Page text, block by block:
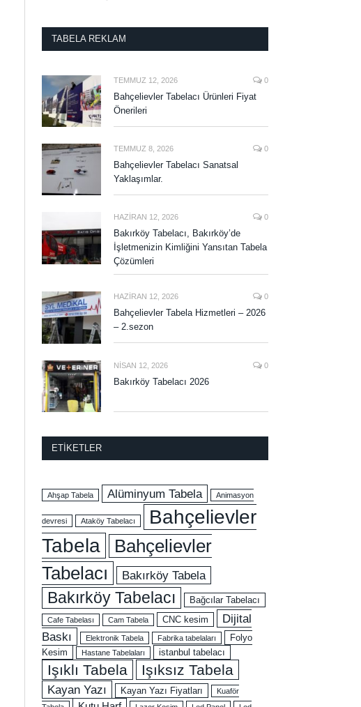
TABELA REKLAM
TEMMUZ 12, 2026 0
Bahçelievler Tabelacı Ürünleri Fiyat
Önerileri
TEMMUZ 8, 2026 0
Bahçelievler Tabelacı Sanatsal
Yaklaşımlar.
HAZIRAN 12, 2026 0
Bakırköy Tabelacı, Bakırköy’de
İşletmenizin Kimliğini Yansıtan Tabela
Çözümleri
HAZIRAN 12, 2026 0
Bahçelievler Tabela Hizmetleri – 2026
– 2.sezon
NISAN 12, 2026 0
Bakırköy Tabelacı 2026
ETIKETLER
Ahşap Tabela Alüminyum Tabela Animasyon
devresi Ataköy Tabelacı
Bahçelievler
Tabela
Bahçelievler
Tabelacı
Bakırköy Tabela
Bakırköy Tabelacı Bağcılar Tabelacı
Cafe Tabelası Cam Tabela CNC kesim
Dijital
Baskı
Elektronik Tabela Fabrika tabelaları
Folyo
Kesim
Hastane Tabelaları istanbul tabelacı
Işıklı Tabela Işıksız Tabela
Kayan Yazı Kayan Yazı Fiyatları
Kuaför